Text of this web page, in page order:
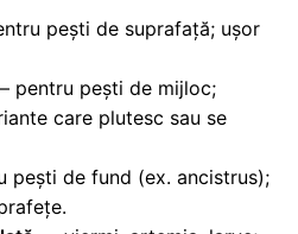
pești de suprafață; ușor
pești de mijloc;
care plutesc sau se
de fund (ex. ancistrus);